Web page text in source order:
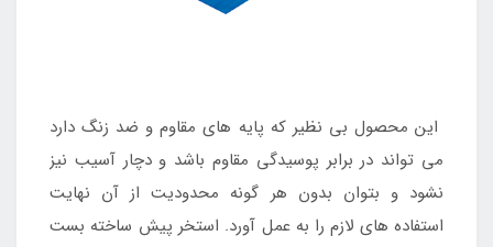
این محصول بی نظیر که پایه های مقاوم و ضد زنگ دارد
می تواند در برابر پوسیدگی مقاوم باشد و دچار آسیب نیز
نشود و بتوان بدون هر گونه محدودیت از آن نهایت
استفاده های لازم را به عمل آورد. استخر پیش ساخته بست